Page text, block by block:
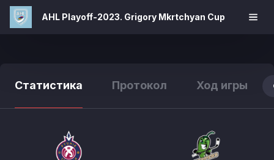
AHL Playoff-2023. Grigory Mkrtchyan Cup
Статистика Протокол Ход игры